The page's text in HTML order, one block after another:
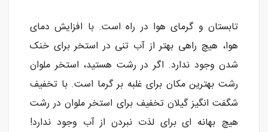
تابستان و گرمای هوا در راه است. با افزایش دمای
هوا، هیچ راهی بهتر از آب تنی در استخر برای خنک
شدن وجود ندارد. اگر در رشت هستید، استخر ملوان
رشت بهترین مکان برای غلبه بر گرما است. با تخفیف
شگفت انگیز گیلان تخفیف برای استخر ملوان در رشت
هیچ بهانه ای برای لذت نبردن از آب وجود ندارد!